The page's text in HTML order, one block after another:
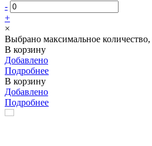
-
+
×
Выбрано максимальное количество,
В корзину
Добавлено
Подробнее
В корзину
Добавлено
Подробнее